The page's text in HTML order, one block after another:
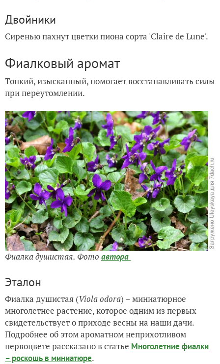
Двойники
Сиренью пахнут цветки пиона сорта 'Clairе de Lune'.
Фиалковый аромат
Тонкий, изысканный, помогает восстанавливать силы
при переутомлении.
Фиалка душистая. Фото автора
Эталон
Фиалка душистая (Viola odora) – миниатюрное
многолетнее растение, которое одним из первых
свидетельствует о приходе весны на наши дачи.
Подробнее об этом ароматном неприхотливом
первоцвете рассказано в статье Многолетние фиалки
– роскошь в миниатюре.